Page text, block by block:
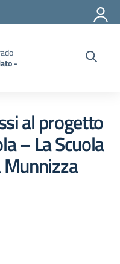
-
al progetto
– La Scuola
Munnizza